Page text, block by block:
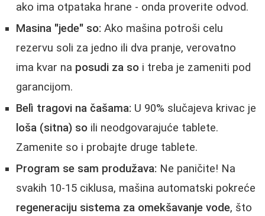
ako ima otpataka hrane - onda proverite odvod.
Masina "jede" so: Ako mašina potroši celu
rezervu soli za jedno ili dva pranje, verovatno
ima kvar na posudi za so i treba je zameniti pod
garancijom.
Belì tragovi na čašama: U 90% slučajeva krivac je
loša (sitna) so ili neodgovarajuće tablete.
Zamenite so i probajte druge tablete.
Program se sam produžava: Ne paničite! Na
svakih 10-15 ciklusa, mašina automatski pokreće
regeneraciju sistema za omekšavanje vode, što